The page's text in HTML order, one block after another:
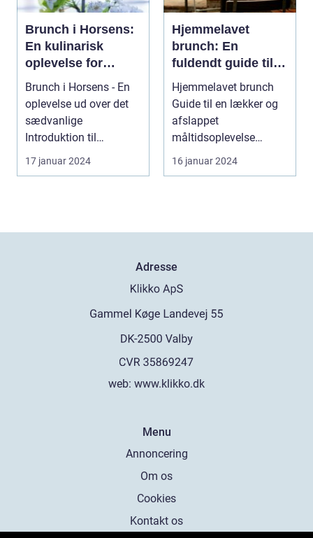
Brunch i Horsens:
En kulinarisk
oplevelse for
eventyrrejsende og
backpackere
Brunch i Horsens - En
oplevelse ud over det
sædvanlige
Introduktion til
brunchkulturen i
17 januar 2024
Hjemmelavet
brunch: En
fuldendt guide til
en lækker og
afslappet
måltidsoplevelse
Hjemmelavet brunch
Guide til en lækker og
afslappet
måltidsoplevelse
Hjemmelavet brunch er
blevet ...
16 januar 2024
Adresse
web: www.klikko.dk
Menu
Annoncering
Om os
Cookies
Kontakt os